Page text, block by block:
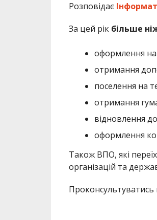
Розповідає
За цей рік більше
оформлення на
отримання
поселення на
отримання
відновлення
оформлення
Також ВПО, які
організацій та